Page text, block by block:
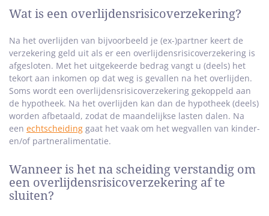
Wat is een overlijdensrisicoverzekering?
Na het overlijden van bijvoorbeeld je (ex-)partner keert de
verzekering geld uit als er een overlijdensrisicoverzekering is
afgesloten. Met het uitgekeerde bedrag vangt u (deels) het
tekort aan inkomen op dat weg is gevallen na het overlijden.
Soms wordt een overlijdensrisicoverzekering gekoppeld aan
de hypotheek. Na het overlijden kan dan de hypotheek (deels)
worden afbetaald, zodat de maandelijkse lasten dalen. Na
een echtscheiding gaat het vaak om het wegvallen van kinder-
en/of partneralimentatie.
Wanneer is het na scheiding verstandig om
een overlijdensrisicoverzekering af te
sluiten?